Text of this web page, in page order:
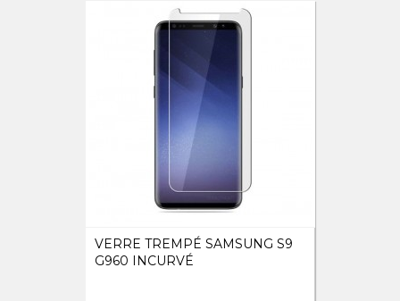
VERRE TREMPÉ SAMSUNG S9
G960 INCURVÉ